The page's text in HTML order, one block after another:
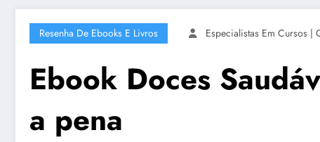
Resenha De Ebooks E Livros Especialistas Em Cursos |
Ebook Doces
a pena